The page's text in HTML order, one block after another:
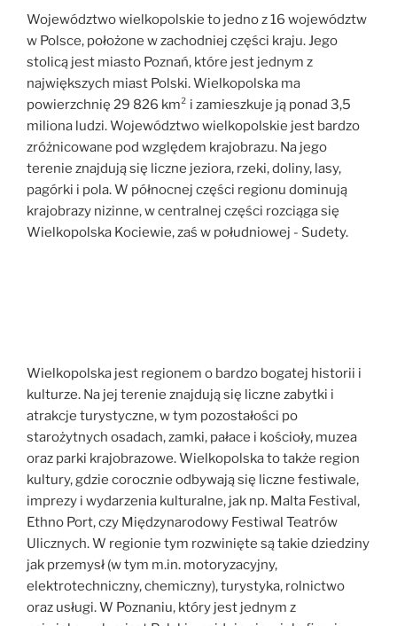
Województwo wielkopolskie to jedno z 16 województw
w Polsce, położone w zachodniej części kraju. Jego
stolicą jest miasto Poznań, które jest jednym z
największych miast Polski. Wielkopolska ma
powierzchnię 29 826 km² i zamieszkuje ją ponad 3,5
miliona ludzi. Województwo wielkopolskie jest bardzo
zróżnicowane pod względem krajobrazu. Na jego
terenie znajdują się liczne jeziora, rzeki, doliny, lasy,
pagórki i pola. W północnej części regionu dominują
krajobrazy nizinne, w centralnej części rozciąga się
Wielkopolska Kociewie, zaś w południowej - Sudety.
Wielkopolska jest regionem o bardzo bogatej historii i
kulturze. Na jej terenie znajdują się liczne zabytki i
atrakcje turystyczne, w tym pozostałości po
starożytnych osadach, zamki, pałace i kościoły, muzea
oraz parki krajobrazowe. Wielkopolska to także region
kultury, gdzie corocznie odbywają się liczne festiwale,
imprezy i wydarzenia kulturalne, jak np. Malta Festival,
Ethno Port, czy Międzynarodowy Festiwal Teatrów
Ulicznych. W regionie tym rozwinięte są takie dziedziny
jak przemysł (w tym m.in. motoryzacyjny,
elektrotechniczny, chemiczny), turystyka, rolnictwo
oraz usługi. W Poznaniu, który jest jednym z